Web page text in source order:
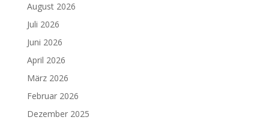
August 2026
Juli 2026
Juni 2026
April 2026
März 2026
Februar 2026
Dezember 2025